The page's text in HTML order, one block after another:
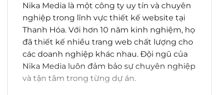
Nika Media là một công ty uy tín và chuyên
nghiệp trong lĩnh vực thiết kế website tại
Thanh Hóa. Với hơn 10 năm kinh nghiệm, họ
đã thiết kế nhiều trang web chất lượng cho
các doanh nghiệp khác nhau. Đội ngũ của
Nika Media luôn đảm bảo sự chuyên nghiệp
và tận tâm trong từng dự án.